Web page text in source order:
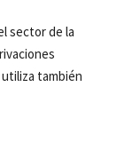
sector de la
también